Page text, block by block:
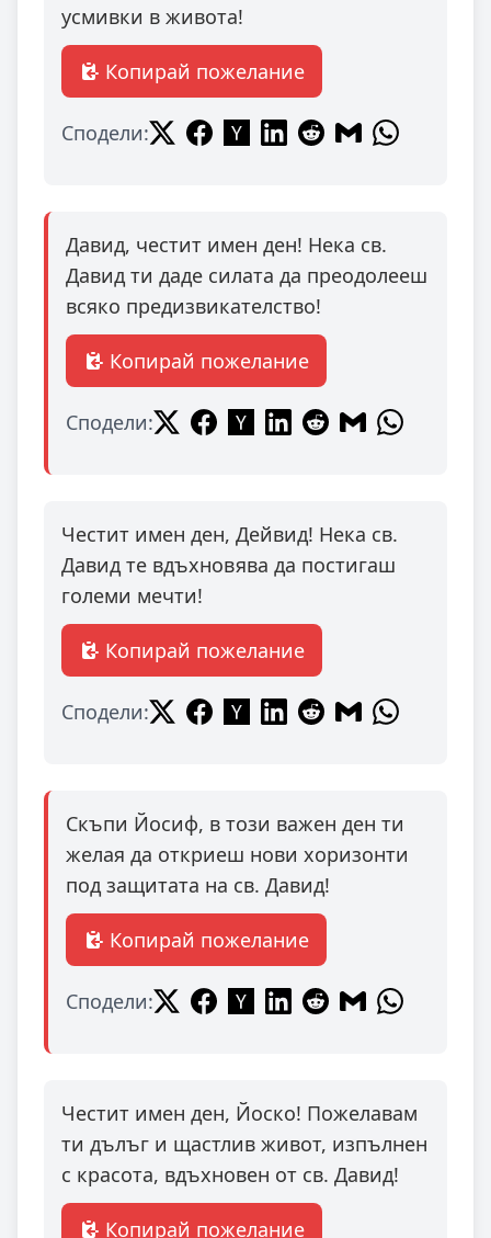
усмивки в живота!
Копирай пожелание
Сподели:
Давид, честит имен ден! Нека св.
Давид ти даде силата да преодолееш
всяко предизвикателство!
Копирай пожелание
Сподели:
Честит имен ден, Дейвид! Нека св.
Давид те вдъхновява да постигаш
големи мечти!
Копирай пожелание
Сподели:
Скъпи Йосиф, в този важен ден ти
желая да откриеш нови хоризонти
под защитата на св. Давид!
Копирай пожелание
Сподели:
Честит имен ден, Йоско! Пожелавам
ти дълъг и щастлив живот, изпълнен
с красота, вдъхновен от св. Давид!
Копирай пожелание